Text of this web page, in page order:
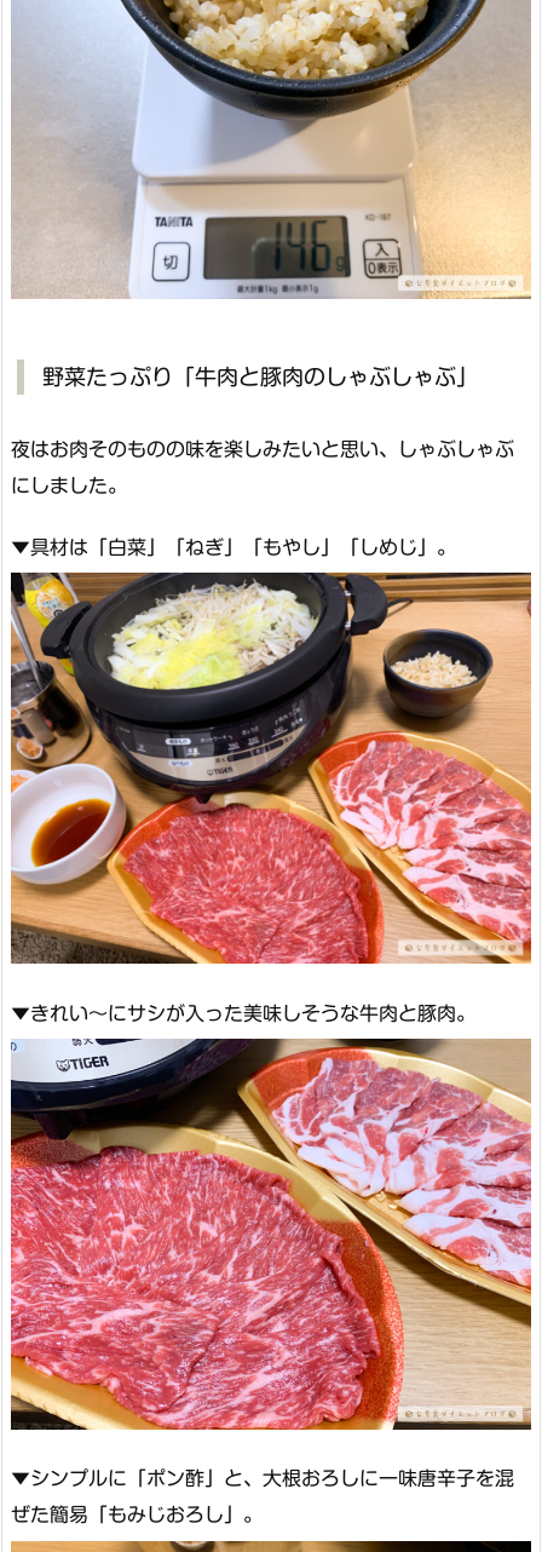
野菜たっぷり「牛肉と豚肉のしゃぶしゃぶ」
夜はお肉そのものの味を楽しみたいと思い、しゃぶしゃぶ
にしました。
▼具材は「白菜」「ねぎ」「もやし」「しめじ」。
▼きれい〜にサシが入った美味しそうな牛肉と豚肉。
▼シンプルに「ポン酢」と、大根おろしに一味唐辛子を混
ぜた簡易「もみじおろし」。